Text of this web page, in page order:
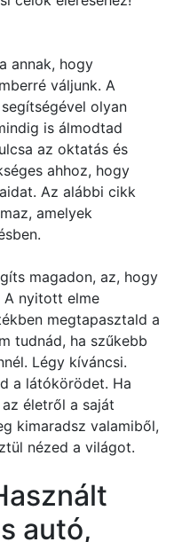
annak, hogy
váljunk. A
olyan
is álmodtad
az oktatás és
ahhoz, hogy
Az alábbi cikk
amelyek
magadon, az, hogy
A nyitott elme
megtapasztald a
tudnád, ha szűkebb
Légy kíváncsi.
a látókörödet. Ha
életről a saját
kimaradsz valamiből,
nézed a világot.
autó,